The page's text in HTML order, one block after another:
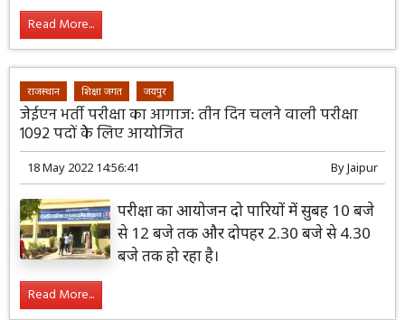
Read More...
राजस्थान शिक्षा जगत जयपुर
जेईएन भर्ती परीक्षा का आगाज: तीन दिन चलने वाली परीक्षा
1092 पदों केे लिए आयोजित
18 May 2022 14:56:41 ByJaipur
परीक्षा का आयोजन दो पारियों में सुबह 10 बजे
से 12 बजे तक और दोपहर 2.30 बजे से 4.30
बजे तक हो रहा है।
Read More...